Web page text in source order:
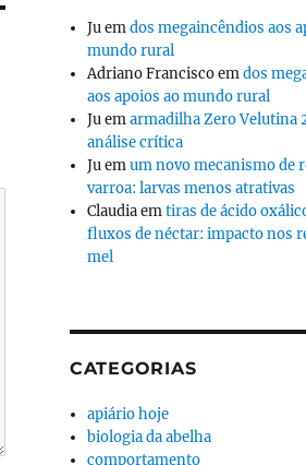
Juemdos megaincêndios aos
mundo rural
Adriano Franciscoemdos
aos apoios ao mundo rural
Juemarmadilha Zero Velutina
análise crítica
Juemum novo mecanismo de
varroa: larvas menos atrativas
Claudiaemtiras de ácido
fluxos de néctar: impacto nos
mel
CATEGORIAS
apiário hoje
biologia da abelha
comportamento